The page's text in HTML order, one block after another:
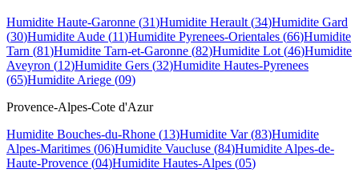
Humidite Haute-Garonne (31)Humidite Herault (34)Humidite Gard
(30)Humidite Aude (11)Humidite Pyrenees-Orientales (66)Humidite
Tarn (81)Humidite Tarn-et-Garonne (82)Humidite Lot (46)Humidite
Aveyron (12)Humidite Gers (32)Humidite Hautes-Pyrenees
(65)Humidite Ariege (09)
Provence-Alpes-Cote d'Azur
Humidite Bouches-du-Rhone (13)Humidite Var(83)Humidite
Alpes-Maritimes (06)Humidite Vaucluse (84)Humidite Alpes-de-
Haute-Provence (04)Humidite Hautes-Alpes (05)